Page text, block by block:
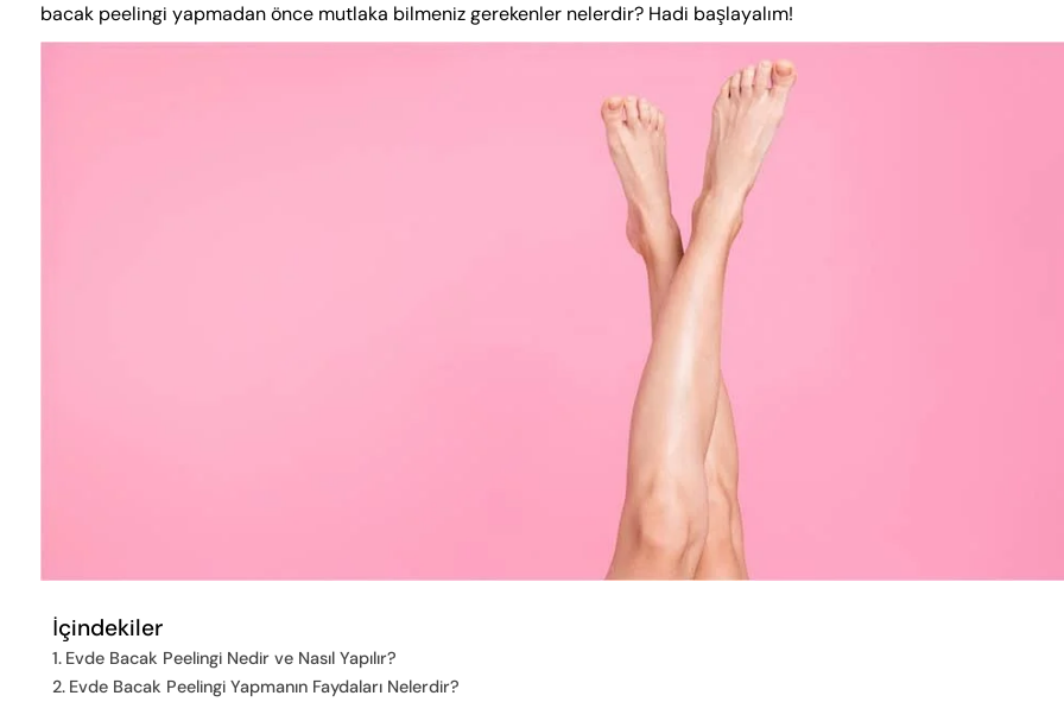
bacak peelingi yapmadan önce mutlaka bilmeniz gerekenler nelerdir? Hadi başlayalım!
İçindekiler
Evde Bacak Peelingi Nedir ve Nasıl Yapılır?
Evde Bacak Peelingi Yapmanın Faydaları Nelerdir?